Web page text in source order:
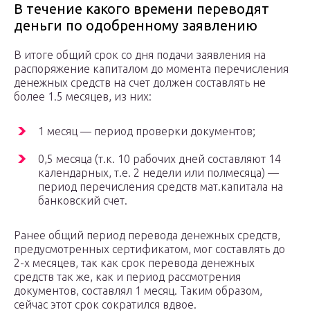
В течение какого времени переводят
деньги по одобренному заявлению
В итоге общий срок со дня подачи заявления на
распоряжение капиталом до момента перечисления
денежных средств на счет должен составлять не
более 1.5 месяцев, из них:
1 месяц — период проверки документов;
0,5 месяца (т.к. 10 рабочих дней составляют 14
календарных, т.е. 2 недели или полмесяца) —
период перечисления средств мат.капитала на
банковский счет.
Ранее общий период перевода денежных средств,
предусмотренных сертификатом, мог составлять до
2-х месяцев, так как срок перевода денежных
средств так же, как и период рассмотрения
документов, составлял 1 месяц. Таким образом,
сейчас этот срок сократился вдвое.